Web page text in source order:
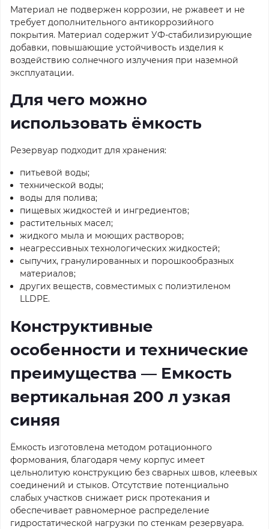
Материал не подвержен коррозии, не ржавеет и не
требует дополнительного антикоррозийного
покрытия. Материал содержит УФ-стабилизирующие
добавки, повышающие устойчивость изделия к
воздействию солнечного излучения при наземной
эксплуатации.
Для чего можно
использовать ёмкость
Резервуар подходит для хранения:
питьевой воды;
технической воды;
воды для полива;
пищевых жидкостей и ингредиентов;
растительных масел;
жидкого мыла и моющих растворов;
неагрессивных технологических жидкостей;
сыпучих, гранулированных и порошкообразных
материалов;
других веществ, совместимых с полиэтиленом
LLDPE.
Конструктивные
особенности и технические
преимущества — Емкость
вертикальная 200 л узкая
синяя
Ёмкость изготовлена методом ротационного
формования, благодаря чему корпус имеет
цельнолитую конструкцию без сварных швов, клеевых
соединений и стыков. Отсутствие потенциально
слабых участков снижает риск протекания и
обеспечивает равномерное распределение
гидростатической нагрузки по стенкам резервуара.